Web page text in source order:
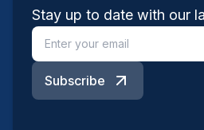
Stay up to date with our
Subscribe